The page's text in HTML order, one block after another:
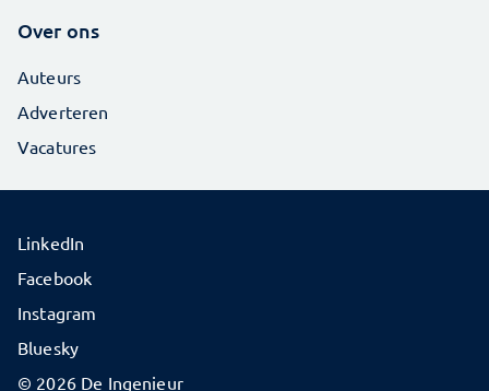
Over ons
Auteurs
Adverteren
Vacatures
© 2026 De Ingenieur
LinkedIn
Facebook
Instagram
Bluesky